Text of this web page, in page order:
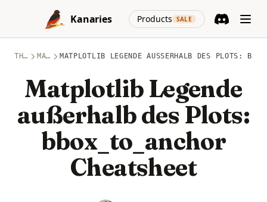
Skip to content
Kanaries
Products SALE
(opens in a
THEMEN MATPLOTLIB MATPLOTLIB LEGENDE AUSSERHALB DES PLOTS:
Matplotlib Legende
außerhalb des Plots:
bbox_to_anchor
Cheatsheet